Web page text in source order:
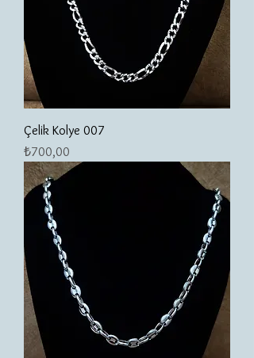
Çelik Kolye 007
Fiyat
₺700,00